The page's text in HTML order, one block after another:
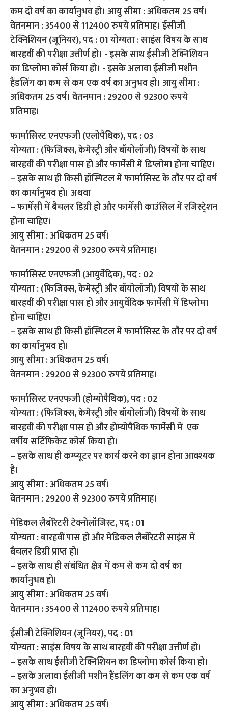
फार्मासिस्ट एनएफजी (एलोपैथिक), पद : 03
योग्यता : (फिजिक्स, केमेस्ट्री और बॉयोलॉजी) विषयों के साथ
बारहवीं की परीक्षा पास हो और फार्मेसी में डिप्लोमा होना चाहिए।
– इसके साथ ही किसी हॉस्पिटल में फार्मासिस्ट के तौर पर दो वर्ष
का कार्यानुभव हो। अथवा
– फार्मेसी में बैचलर डिग्री हो और फार्मेसी काउंसिल में रजिस्ट्रेशन
होना चाहिए।
आयु सीमा : अधिकतम 25 वर्ष।
वेतनमान : 29200 से 92300 रुपये प्रतिमाह।
फार्मासिस्ट एनएफजी (आयुर्वेदिक), पद : 02
योग्यता : (फिजिक्स, केमेस्ट्री और बॉयोलॉजी) विषयों के साथ
बारहवीं की परीक्षा पास हो और आयुर्वेदिक फार्मेसी में डिप्लोमा
होना चाहिए।
– इसके साथ ही किसी हॉस्पिटल में फार्मासिस्ट के तौर पर दो वर्ष
का कार्यानुभव हो।
आयु सीमा : अधिकतम 25 वर्ष।
वेतनमान : 29200 से 92300 रुपये प्रतिमाह।
फार्मासिस्ट एनएफजी (होम्योपैथिक), पद : 02
योग्यता : (फिजिक्स, केमेस्ट्री और बॉयोलॉजी) विषयों के साथ
बारहवीं की परीक्षा पास हो और होम्योपैथिक फार्मेसी में एक
वर्षीय सर्टिफिकेट कोर्स किया हो।
– इसके साथ ही कम्प्यूटर पर कार्य करने का ज्ञान होना आवश्यक
है।
आयु सीमा : अधिकतम 25 वर्ष।
वेतनमान : 29200 से 92300 रुपये प्रतिमाह।
मेडिकल लैबोरेटरी टेक्नोलॉजिस्ट, पद : 01
योग्यता : बारहवीं पास हो और मेडिकल लैबोरेटरी साइंस में
बैचलर डिग्री प्राप्त हो।
– इसके साथ ही संबंधित क्षेत्र में कम से कम दो वर्ष का
कार्यानुभव हो।
आयु सीमा : अधिकतम 25 वर्ष।
वेतनमान : 35400 से 112400 रुपये प्रतिमाह।
ईसीजी टेक्निशियन (जूनियर), पद : 01
योग्यता : साइंस विषय के साथ बारहवीं की परीक्षा उत्तीर्ण हो।
– इसके साथ ईसीजी टेक्निशियन का डिप्लोमा कोर्स किया हो।
– इसके अलावा ईसीजी मशीन हैंडलिंग का कम से कम एक वर्ष
का अनुभव हो।
आयु सीमा : अधिकतम 25 वर्ष।